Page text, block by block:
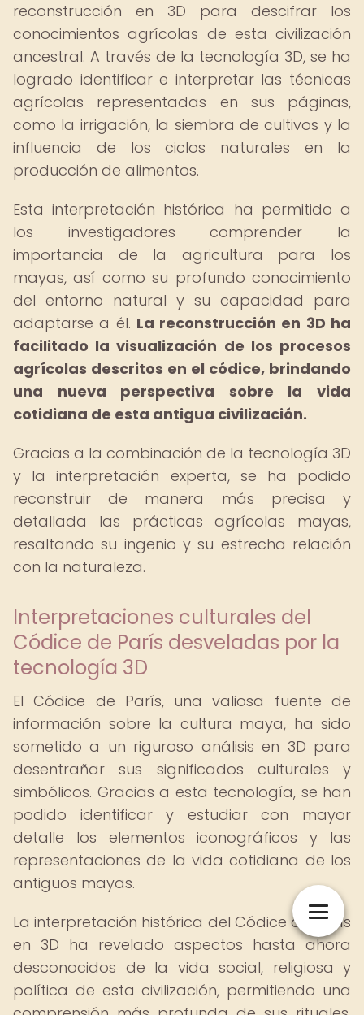
reconstrucción en 3D para descifrar los
conocimientos agrícolas de esta civilización
ancestral. A través de la tecnología 3D, se ha
logrado identificar e interpretar las técnicas
agrícolas representadas en sus páginas,
como la irrigación, la siembra de cultivos y la
influencia de los ciclos naturales en la
producción de alimentos.
Esta interpretación histórica ha permitido a
los investigadores comprender la
importancia de la agricultura para los
mayas, así como su profundo conocimiento
del entorno natural y su capacidad para
adaptarse a él. La reconstrucción en 3D ha
facilitado la visualización de los procesos
agrícolas descritos en el códice, brindando
una nueva perspectiva sobre la vida
cotidiana de esta antigua civilización.
Gracias a la combinación de la tecnología 3D
y la interpretación experta, se ha podido
reconstruir de manera más precisa y
detallada las prácticas agrícolas mayas,
resaltando su ingenio y su estrecha relación
con la naturaleza.
Interpretaciones culturales del
Códice de París desveladas por la
tecnología 3D
El Códice de París, una valiosa fuente de
información sobre la cultura maya, ha sido
sometido a un riguroso análisis en 3D para
desentrañar sus significados culturales y
simbólicos. Gracias a esta tecnología, se han
podido identificar y estudiar con mayor
detalle los elementos iconográficos y las
representaciones de la vida cotidiana de los
antiguos mayas.
La interpretación histórica del Códice de París
en 3D ha revelado aspectos hasta ahora
desconocidos de la vida social, religiosa y
política de esta civilización, permitiendo una